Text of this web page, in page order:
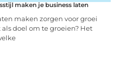
maken je business laten
maken zorgen voor groei
doel om te groeien? Het